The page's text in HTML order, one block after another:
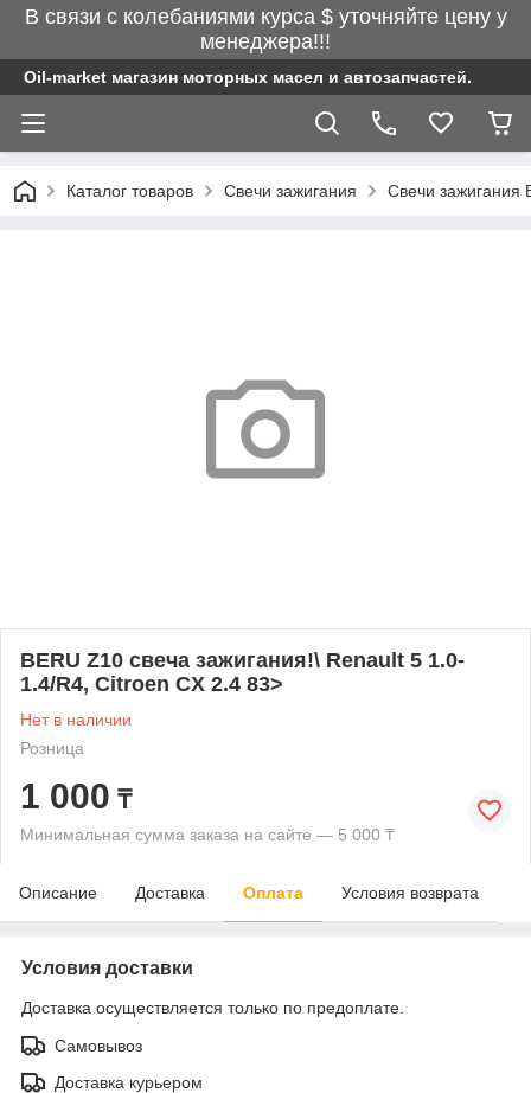
В связи с колебаниями курса $ уточняйте цену у
менеджера!!!
Oil-market магазин моторных масел и автозапчастей.
Каталог товаров Свечи зажигания Свечи зажигания
BERU Z10 свеча зажигания!\ Renault 5 1.0-
1.4/R4, Citroen CX 2.4 83>
Нет в наличии
Розница
1 000 ₸
Минимальная сумма заказа на сайте — 5 000 ₸
Описание Доставка Оплата Условия возврата
Условия доставки
Доставка осуществляется только по предоплате.
Самовывоз
Доставка курьером